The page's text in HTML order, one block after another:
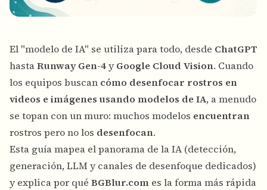
El "modelo de IA" se utiliza para todo, desde ChatGPT
hastaRunway Gen-4yGoogle Cloud Vision. Cuando
los equipos buscan cómo desenfocar rostros en
videos e imágenes usando modelos de IA, a menudo
se topan con un muro: muchos modelos encuentran
rostros pero no los desenfocan.
Esta guía mapea el panorama de la IA (detección,
generación, LLM y canales de desenfoque dedicados)
y explica por qué BGBlur.com es la forma más rápida